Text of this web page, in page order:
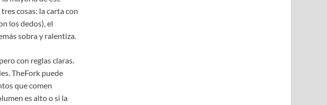
cosas: la carta con
los dedos), el
sobra y ralentiza.
con reglas claras.
TheFork puede
que comen
es alto o si la